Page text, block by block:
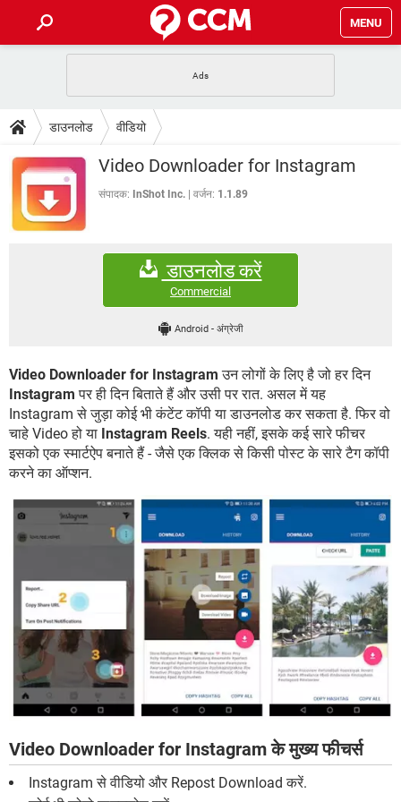
MENU
फोन पर अकाउंट बैलेंस चेक
WhatsApp Hack हो गया? Lucky Patcher यूज करें
टेक-स्पेशल
2020 के फ्री एंटीवायरस
बेस्ट फ्री ऑनलाइन गेम्स
डाउनलोड
Vidmate PUBG Mobile
WhatsRemoved+
FORUM
कंप्यूटर बस
डाउनलोड वीडियो
Video Downloader for Instagram
संपादक: InShot Inc. वर्जन: 1.1.89
डाउनलोड करें
Commercial
Android - अंग्रेजी
Video Downloader for Instagram उन लोगों के लिए है जो हर दिन
Instagram पर ही दिन बिताते हैं और उसी पर रात. असल में यह
Instagram से जुड़ा कोई भी कंटेंट कॉपी या डाउनलोड कर सकता है. फिर वो
चाहे Video हो या Instagram Reels. यही नहीं, इसके कई सारे फीचर
इसको एक स्मार्टऐप बनाते हैं - जैसे एक क्लिक से किसी पोस्ट के सारे टैग कॉपी
करने का ऑप्शन.
Video Downloader for Instagram के मुख्य फीचर्स
Instagram से वीडियो और Repost Download करें.